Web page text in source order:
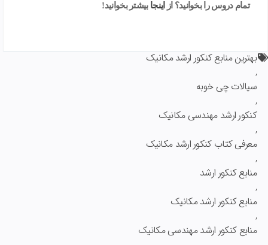
تمام دروس را بخوانید؟ از اینجا بیشتر بخوانید!
بهترین منابع کنکور ارشد مکانیک
,
سیالات چی خوبه
,
کنکور ارشد مهندسی مکانیک
,
معرفی کتاب کنکور ارشد مکانیک
,
منابع کنکور ارشد
,
منابع کنکور ارشد مکانیک
,
منابع کنکور ارشد مهندسی مکانیک